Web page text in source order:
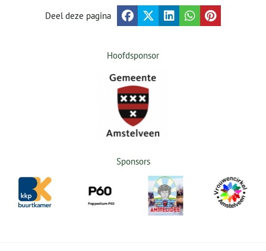
Deel deze pagina
Hoofdsponsor
Sponsors